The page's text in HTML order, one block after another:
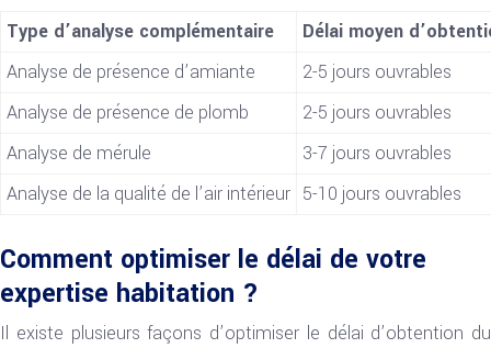
Type d’analyse complémentaire
Délai moyen
Analyse de présence d’amiante
2-5 jours ouvrables
Analyse de présence de plomb
2-5 jours ouvrables
Analyse de mérule
3-7 jours ouvrables
Analyse de la qualité de l’air intérieur 5-10 jours ouvrables
Comment optimiser le délai de votre
expertise habitation ?
Il existe plusieurs façons d’optimiser le délai d’obtention du